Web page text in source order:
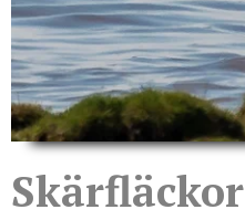
Skärfläckor